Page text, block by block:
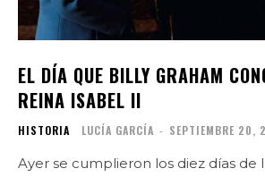
EL DÍA QUE BILLY GRAHAM
REINA ISABEL II
HISTORIA LUCÍA GARCÍA - SEPTIEMBRE 20,
Ayer se cumplieron los diez días de